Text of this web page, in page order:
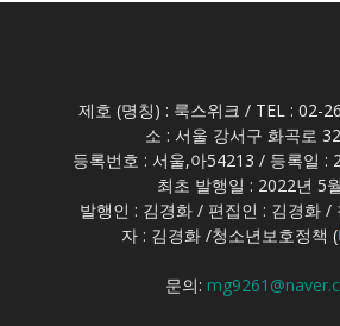
제호 (명칭) : 룩스위크 / TEL : 02-
소 : 서울 강서구 화곡로
등록번호 : 서울,아54213 / 등록일 :
최초 발행일 : 2022년 5
발행인 : 김경화 / 편집인 : 김경화 /
자 : 김경화 /청소년보호정책 (
문의: